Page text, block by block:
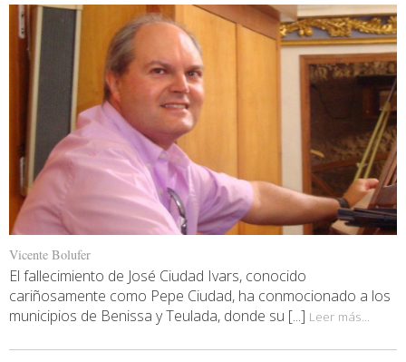
Vicente Bolufer
El fallecimiento de José Ciudad Ivars, conocido
cariñosamente como Pepe Ciudad, ha conmocionado a los
municipios de Benissa y Teulada, donde su [...] Leer más...